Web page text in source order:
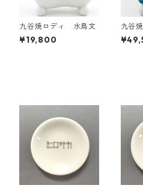
九谷焼ロディ 水鳥文
¥19,800
九谷
蝶々